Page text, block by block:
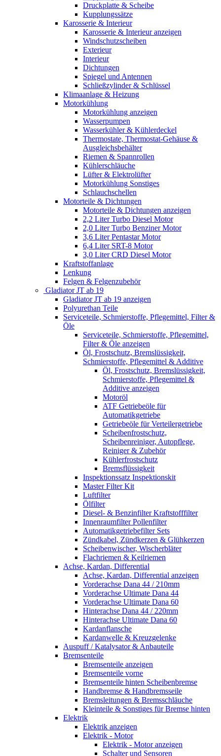
Druckplatte & Scheibe
Kupplungssätze
Karosserie & Interieur
Karosserie & Interieur anzeigen
Windschutzscheiben
Exterieur
Interieur
Dichtungen
Spiegel und Antennen
Schließzylinder & Schlüssel
Klimaanlage & Heizung
Motorkühlung
Motorkühlung anzeigen
Wasserpumpen
Wasserkühler & Kühlerdeckel
Thermostate, Thermostat-Gehäuse &
Ausgleichsbehälter
Riemen & Spannrollen
Kühlerschläuche
Lüfter & Elektrolüfter
Motorkühlung Sonstiges
Schlauchschellen
Motorteile & Dichtungen
Motorteile & Dichtungen anzeigen
2,2 Liter Turbo Diesel Motor
2,0 Liter Turbo Benziner Motor
3,6 Liter Pentastar Motor
6,4 Liter SRT-8 Motor
3,0 Liter CRD Diesel Motor
Kraftstoffanlage
Lenkung
Felgen & Felgenzubehör
Gladiator JT ab 19
Gladiator JT ab 19 anzeigen
Polyurethan Teile
Serviceteile, Schmierstoffe, Pflegemittel, Filter &
Öle
Serviceteile, Schmierstoffe, Pflegemittel,
Filter & Öle anzeigen
Öl, Frostschutz, Bremslüssigkeit,
Schmierstoffe, Pflegemittel & Additive
Öl, Frostschutz, Bremslüssigkeit,
Schmierstoffe, Pflegemittel &
Additive anzeigen
Motoröl
ATF Getriebeöle für
Automatikgetriebe
Getriebeöle für Verteilergetriebe
Scheibenfrostschutz,
Scheibenreiniger, Autopflege,
Reiniger & Zubehör
Kühlerfrostschutz
Bremsflüssigkeit
Inspektionssatz Inspektionskit
Master Filter Kit
Luftfilter
Ölfilter
Diesel- & Benzinfilter Kraftstofffilter
Innenraumfilter Pollenfilter
Automatikgetriebefilter Sets
Zündkabel, Zündkerzen & Glühkerzen
Scheibenwischer, Wischerbläter
Flachriemen & Keilriemen
Achse, Kardan, Differential
Achse, Kardan, Differential anzeigen
Vorderachse Dana 44 / 210mm
Vorderachse Ultimate Dana 44
Vorderachse Ultimate Dana 60
Hinterachse Dana 44 / 220mm
Hinterachse Ultimate Dana 60
Kardanflansche
Kardanwelle & Kreuzgelenke
Auspuff / Katalysator & Anbauteile
Bremsenteile
Bremsenteile anzeigen
Bremsenteile vorne
Bremsenteile hinten Scheibenbremse
Handbremse & Handbremsseile
Bremsleitungen & Bremsschläuche
Kleinteile & Sonstiges für Bremse hinten
Elektrik
Elektrik anzeigen
Elektrik - Motor
Elektrik - Motor anzeigen
Schalter und Sensoren